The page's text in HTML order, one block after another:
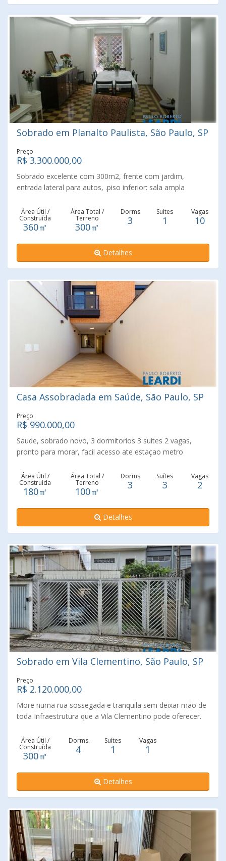
Sobrado em Planalto Paulista, São Paulo, SP
Preço
R$ 3.300.000,00
Sobrado excelente com 300m2, frente com jardim,
entrada lateral para autos, .piso inferior: sala ampla
dormitórios, 1 suite, 1 banheiro, armários
planejados,ampla sacada. Entrada lateral ligando ao salão,
piso inferior: escada para o piso superior, salão, suite com
área de serviço e churrasqueira. Excelente localização do
Planalto Paulista. Agende sua visita!
Área Útil /
Construída
360㎡
Área Total /
Terreno
300㎡
Dorms.
3
Suítes
1
Vagas
10
Detalhes
Casa Assobradada em Saúde, São Paulo, SP
Preço
R$ 990.000,00
Saude, sobrado novo, 3 dormitorios 3 suites 2 vagas,
pronto para morar, facil acesso ate estaçao metro
Área Útil /
Construída
180㎡
Área Total /
Terreno
100㎡
Dorms.
3
Suítes
3
Vagas
2
Detalhes
Sobrado em Vila Clementino, São Paulo, SP
Preço
R$ 2.120.000,00
More numa rua sossegada e tranquila sem deixar mão de
toda Infraestrutura que a Vila Clementino pode oferecer.
empregada e uma vaga. Pavimento térreo: Garagem, sala
de estar, sala de jantar, lavabo, 1 dormitório multiuso
(Pode ser escritório - sala de jogos - academia - biblioteca
e etc...) e cozinha. Pavimento superior: 1 suíte com
varanda privativa, 1 dormitório com varanda privativa, 1
dormitório simples e 1 banheiro. Pavimento do subsolo: 1
banheiro) e lavanderia. Vale a pena uma visita.
Área Útil /
Construída
300㎡
Dorms.
4
Suítes
1
Vagas
1
Detalhes